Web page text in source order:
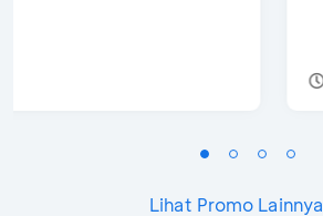
Lihat Promo Lainnya